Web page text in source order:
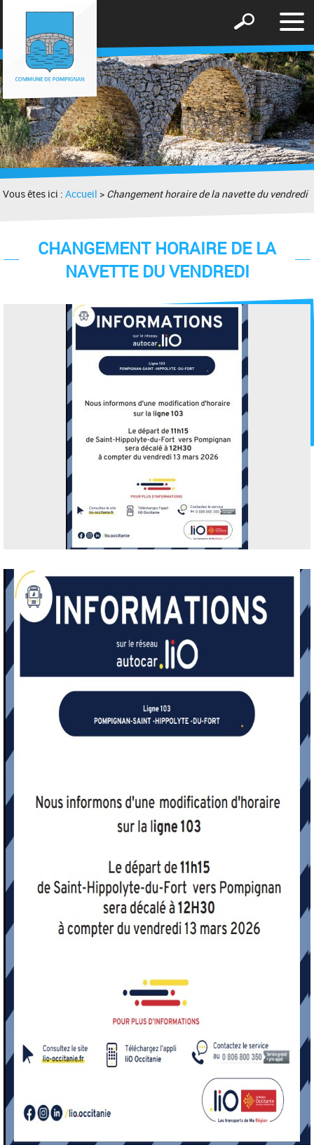
le
Afficher
formulaire
de
recherche
Vous êtes ici :Accueil > Changement horaire de la navette du vendredi
CHANGEMENT HORAIRE DE LA
NAVETTE DU VENDREDI